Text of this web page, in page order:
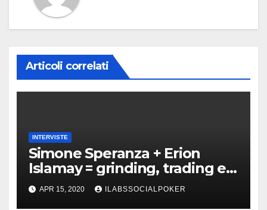
Articoli correlati
INTERVISTE
Simone Speranza + Erion
Islamay = grinding, trading e
coaching!
APR 15, 2020 ILABSSOCIALPOKER